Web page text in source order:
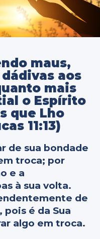
maus,
aos
mais
o Espírito
que Lho
11:13)
de sua bondade
troca; por
e a
à sua volta.
de
pois é da Sua
algo em troca.